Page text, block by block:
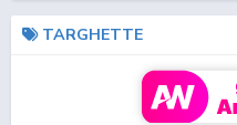
Go
TARGHETTE